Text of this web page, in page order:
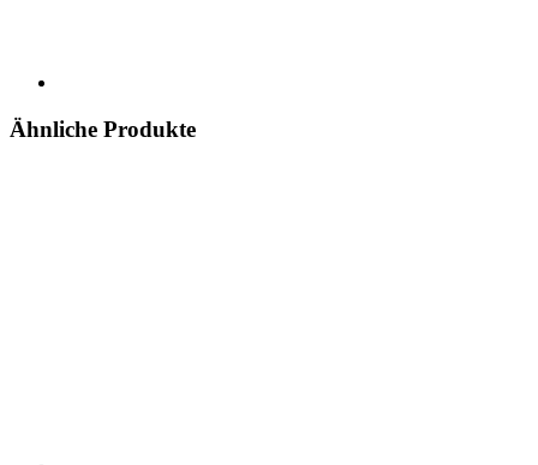
Ähnliche Produkte